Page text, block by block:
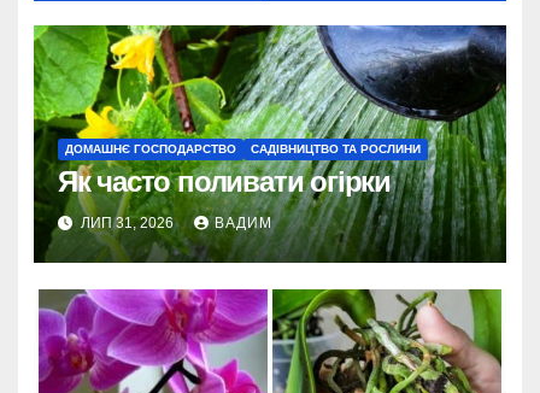
ДОМАШНЄ ГОСПОДАРСТВО САДІВНИЦТВО ТА РОСЛИНИ
Як часто поливати огірки
ЛИП 31, 2026 ВАДИМ